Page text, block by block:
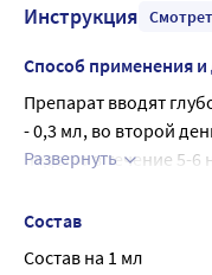
Инструкция
Способ применения
Препарат вводят
- 0,3 мл, во второй
неделю в течение 5-6
по той же схеме.
Развернуть
Состав
Состав на 1 мл